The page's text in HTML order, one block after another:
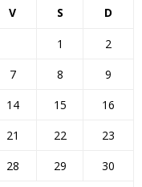
V S D
1
2
7 8
9
14 15
16
21 22
23
28 29
30